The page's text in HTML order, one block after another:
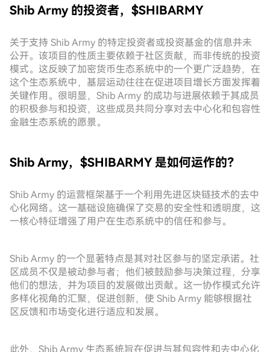
Shib Army 的投资者，$SHIBARMY
关于支持 Shib Army 的特定投资者或投资基金的信息并未
公开。该项目的性质主要依赖于社区贡献，而非传统的投资
模式。这反映了加密货币生态系统中的一个更广泛趋势，在
这个生态系统中，基层运动往往在促进项目增长方面发挥着
关键作用。很明显，Shib Army 的成功与进展依赖于其成员
的积极参与和投资，这些成员共同分享对去中心化和包容性
金融生态系统的愿景。
Shib Army，$SHIBARMY 是如何运作的？
Shib Army 的运营框架基于一个利用先进区块链技术的去中
心化网络。这一基础设施确保了交易的安全性和透明度，这
一核心特征增强了用户在生态系统中的信任和参与。
Shib Army 的一个显著特点是其对社区参与的坚定承诺。社
区成员不仅是被动参与者；他们被鼓励参与决策过程，分享
他们的想法，并为项目的发展做出贡献。这一协作模式允许
多样化视角的汇聚，促进创新，使 Shib Army 能够根据社
区反馈和市场变化进行适应和发展。
此外，Shib Army 生态系统旨在促进与其包容性和去中心化